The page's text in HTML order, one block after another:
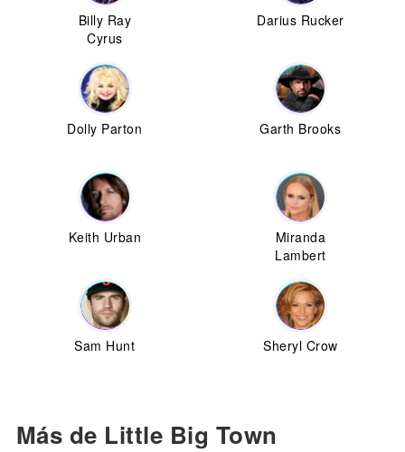
Billy Ray
Cyrus
Darius Rucker
Dolly Parton Garth Brooks
Keith Urban
Miranda
Lambert
Sam Hunt Sheryl Crow
Más de Little Big Town